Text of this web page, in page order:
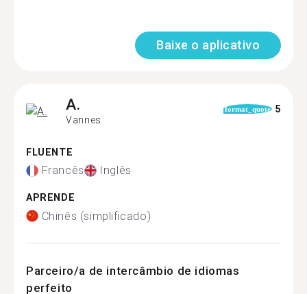
Baixe o aplicativo
A.
Vannes
format_quote 5
FLUENTE
Francês Inglês
APRENDE
Chinês (simplificado)
Parceiro/a de intercâmbio de idiomas
perfeito